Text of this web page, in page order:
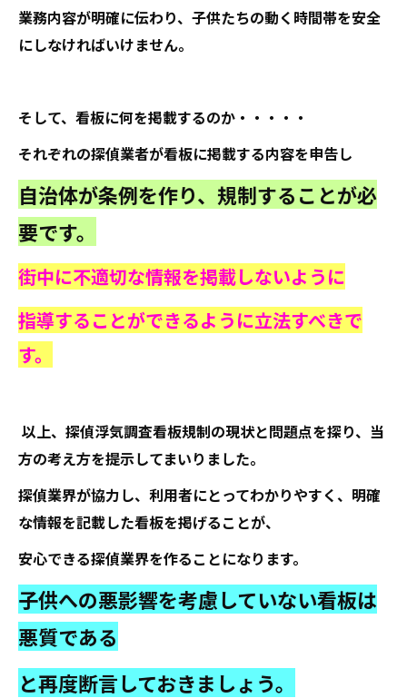
業務内容が明確に伝わり、子供たちの動く時間帯を安全
にしなければいけません。
そして、看板に何を掲載するのか・・・・・
それぞれの探偵業者が看板に掲載する内容を申告し
自治体が条例を作り、規制することが必
要です。
街中に不適切な情報を掲載しないように
指導することができるように立法すべきで
す。
以上、探偵浮気調査看板規制の現状と問題点を探り、当
方の考え方を提示してまいりました。
探偵業界が協力し、利用者にとってわかりやすく、明確
な情報を記載した看板を掲げることが、
安心できる探偵業界を作ることになります。
子供への悪影響を考慮していない看板は
悪質である
と再度断言しておきましょう。